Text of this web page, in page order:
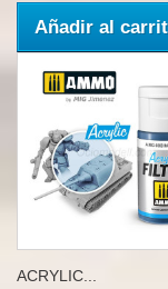
Añadir al
ACRYLIC...